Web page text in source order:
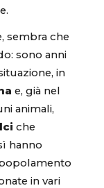
sembra che
sono anni
in
e, già nel
animali,
che
hanno
in vari